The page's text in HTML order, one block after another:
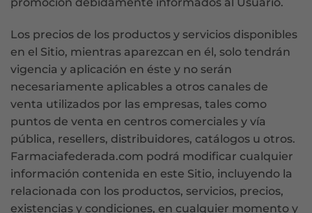
Los precios de los productos y servicios disponibles
en el Sitio, mientras aparezcan en él, solo tendrán
vigencia y aplicación en éste y no serán
necesariamente aplicables a otros canales de
venta utilizados por las empresas, tales como
puntos de venta en centros comerciales y vía
pública, resellers, distribuidores, catálogos u otros.
Farmaciafederada.com podrá modificar cualquier
información contenida en este Sitio, incluyendo la
relacionada con los productos, servicios, precios,
existencias y condiciones, en cualquier momento y